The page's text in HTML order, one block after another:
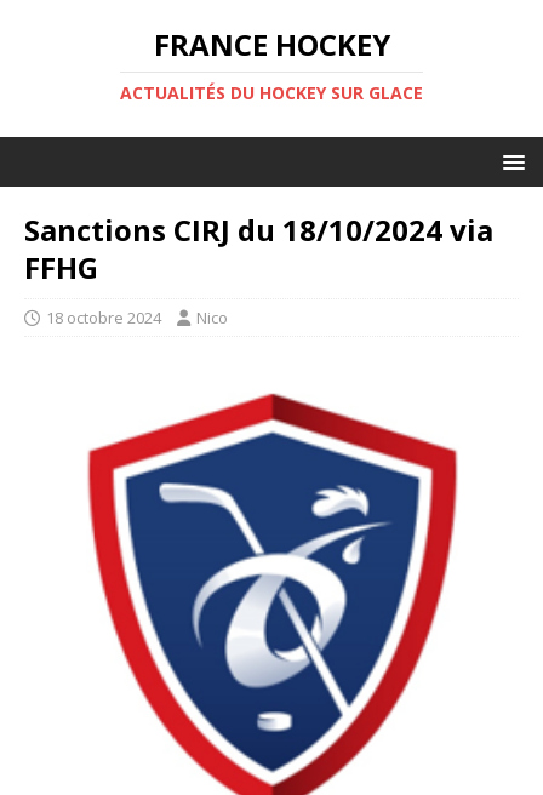
FRANCE HOCKEY
ACTUALITÉS DU HOCKEY SUR GLACE
Sanctions CIRJ du 18/10/2024 via
FFHG
18 octobre 2024 Nico